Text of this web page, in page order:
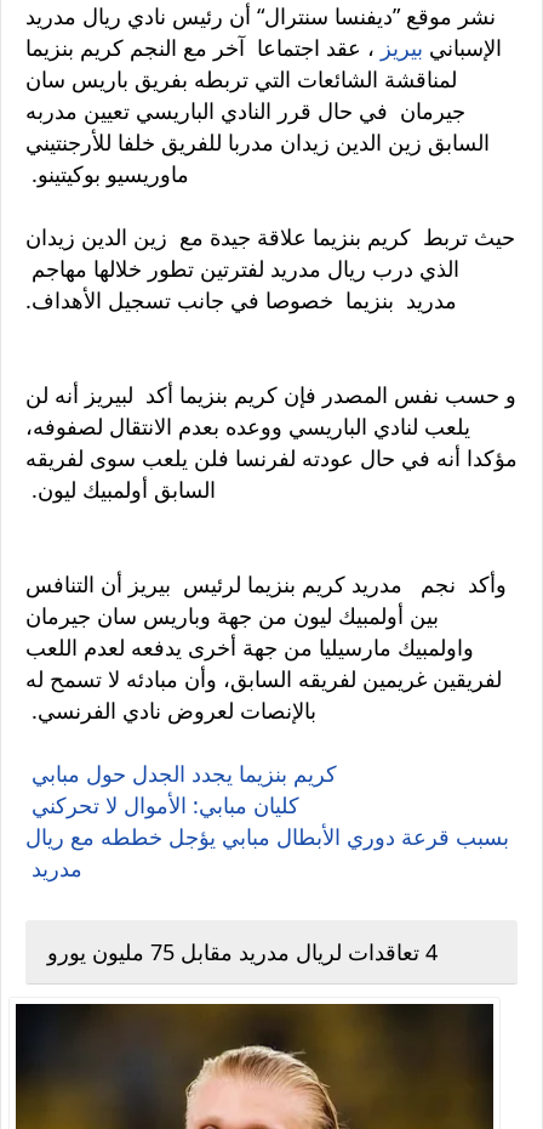
نشر موقع ”ديفنسا سنترال“ أن رئيس نادي ريال مدريد
الإسباني بيريز ، عقد اجتماعا آخر مع النجم كريم بنزيما
لمناقشة الشائعات التي تربطه بفريق باريس سان
جيرمان في حال قرر النادي الباريسي تعيين مدربه
السابق زين الدين زيدان مدربا للفريق خلفا للأرجنتيني
ماوريسيو بوكيتينو.
حيث تربط كريم بنزيما علاقة جيدة مع زين الدين زيدان
الذي درب ريال مدريد لفترتين تطور خلالها مهاجم
مدريد بنزيما خصوصا في جانب تسجيل الأهداف.
و حسب نفس المصدر فإن كريم بنزيما أكد لبيريز أنه لن
يلعب لنادي الباريسي ووعده بعدم الانتقال لصفوفه،
مؤكدا أنه في حال عودته لفرنسا فلن يلعب سوى لفريقه
السابق أولمبيك ليون.
وأكد نجم مدريد كريم بنزيما لرئيس بيريز أن التنافس
بين أولمبيك ليون من جهة وباريس سان جيرمان
واولمبيك مارسيليا من جهة أخرى يدفعه لعدم اللعب
لفريقين غريمين لفريقه السابق، وأن مبادئه لا تسمح له
بالإنصات لعروض نادي الفرنسي.
كريم بنزيما يجدد الجدل حول مبابي
كليان مبابي: الأموال لا تحركني
بسبب قرعة دوري الأبطال مبابي يؤجل خططه مع ريال
مدريد
4 تعاقدات لريال مدريد مقابل 75 مليون يورو